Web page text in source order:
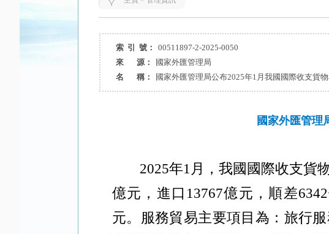
索 引 號： 00511897-2-2025-0050
來 源：
國家外匯管理局
名 稱：
國家外匯管理局公布2025年1月我國國際收支貨
國家外匯管理
2025年1 月，我國國際收支貨
億元，進口 13767億元，順差6342
元。服務貿易主要項目為：旅行